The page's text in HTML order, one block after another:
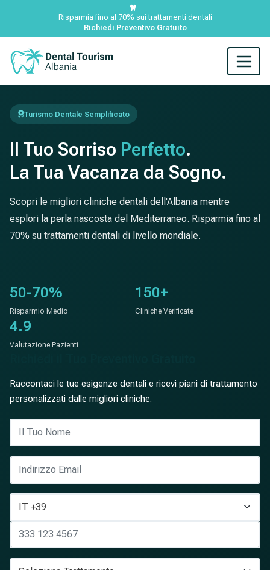
Risparmia fino al 70% sui trattamenti dentali
Richiedi Preventivo Gratuito
Turismo Dentale Semplificato
Il Tuo Sorriso Perfetto.
La Tua Vacanza da Sogno.
Scopri le migliori cliniche dentali dell'Albania mentre
esplori la perla nascosta del Mediterraneo. Risparmia fino al
70% su trattamenti dentali di livello mondiale.
50-70%
Risparmio Medio
150+
Cliniche Verificate
4.9
Valutazione Pazienti
Raccontaci le tue esigenze dentali e ricevi piani di trattamento
personalizzati dalle migliori cliniche.